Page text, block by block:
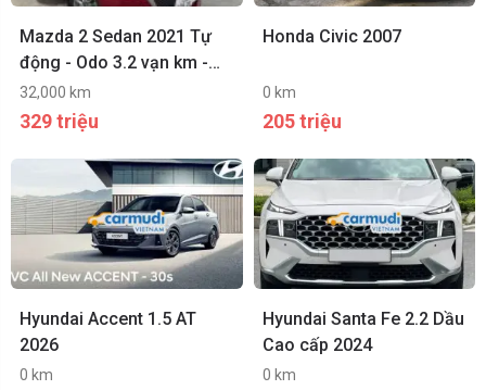
Mazda 2 Sedan 2021 Tự
động - Odo 3.2 vạn km -
Màu Đỏ chính chủ
32,000 km
329 triệu
Honda Civic 2007
0 km
205 triệu
Hyundai Accent 1.5 AT
2026
0 km
Hyundai Santa Fe 2.2 Dầu
Cao cấp 2024
0 km